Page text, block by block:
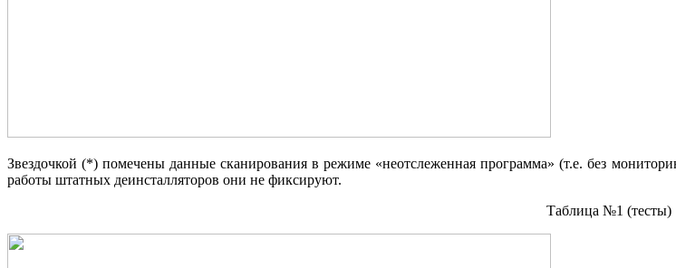
Звездочкой (*) помечены данные сканирования в режиме «неотслеженная программа» (т.е. без
работы штатных деинсталляторов они не фиксируют.
Таблица №1 (тесты)